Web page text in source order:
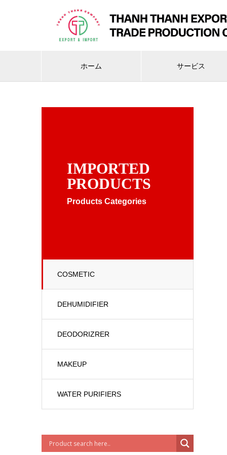
ホーム サービス
IMPORTED
PRODUCTS
Products Categories
COSMETIC
DEHUMIDIFIER
DEODORIZRER
MAKEUP
WATER PURIFIERS